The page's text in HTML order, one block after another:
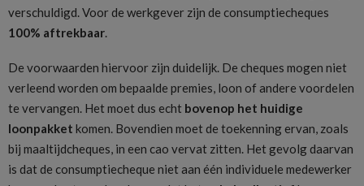
verschuldigd. Voor de werkgever zijn de consumptiecheques
100% aftrekbaar.
De voorwaarden hiervoor zijn duidelijk. De cheques mogen niet
verleend worden om bepaalde premies, loon of andere voordelen
te vervangen. Het moet dus echt bovenop het huidige
loonpakket komen. Bovendien moet de toekenning ervan, zoals
bij maaltijdcheques, in een cao vervat zitten. Het gevolg daarvan
is dat de consumptiecheque niet aan één individuele medewerker